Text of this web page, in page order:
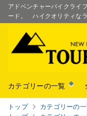
アドベンチャーバイクライ
ード。 ハイクオリティな
カテゴリーの一覧
トップ カテゴリーの